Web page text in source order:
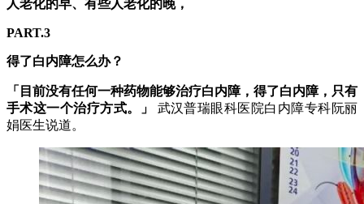
人老化的早、有些人老化的晚，
PART.3
得了白内障怎么办？
「目前没有任何一种药物能够治疗白内障，得了白内障，只有
手术这一个治疗方式。」
武汉普瑞眼科医院白内障专科阮丽
娟医生说道。